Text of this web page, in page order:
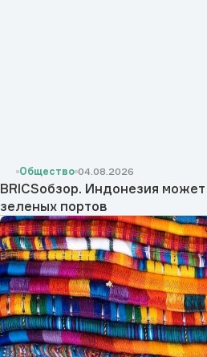
Общество 04.08.2026
BRICSобзор. Индонезия
зеленых портов